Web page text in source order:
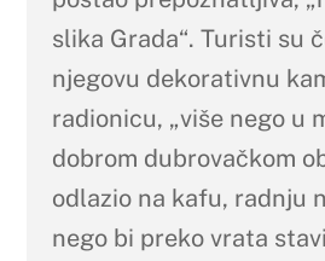
slika Grada“. Turisti su
njegovu dekorativnu
radionicu, „više nego u
dobrom dubrovačkom
odlazio na kafu, radnju
nego bi preko vrata